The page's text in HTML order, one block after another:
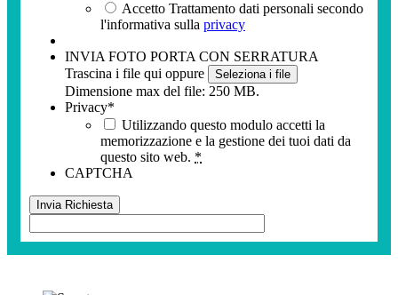
Accetto Trattamento dati personali secondo
l'informativa sulla privacy
INVIA FOTO PORTA CON SERRATURA
Trascina i file qui oppure
Seleziona i file
Dimensione max del file: 250 MB.
Privacy*
Utilizzando questo modulo accetti la
memorizzazione e la gestione dei tuoi dati da
questo sito web. *
CAPTCHA